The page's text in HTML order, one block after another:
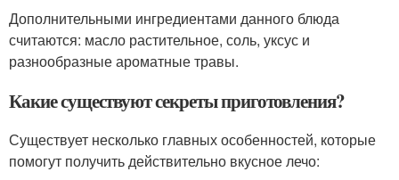
Дополнительными ингредиентами данного блюда
считаются: масло растительное, соль, уксус и
разнообразные ароматные травы.
Какие существуют секреты приготовления?
Существует несколько главных особенностей, которые
помогут получить действительно вкусное лечо: